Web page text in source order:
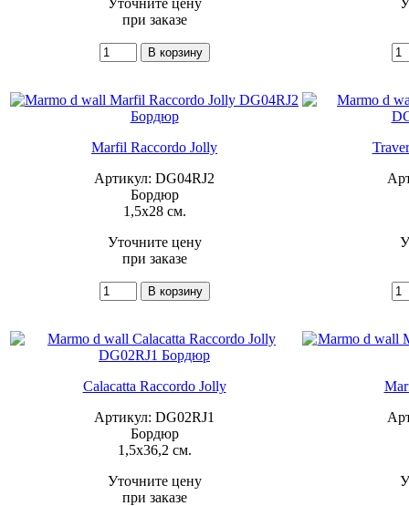
при заказе
Marfil Raccordo Jolly
Артикул: DG04RJ2
Бордюр
1,5x28 см.
Уточните цену
при заказе
Calacatta Raccordo Jolly
Артикул: DG02RJ1
Бордюр
1,5x36,2 см.
Уточните цену
при заказе